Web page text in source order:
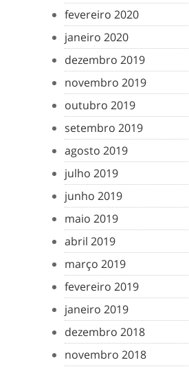
fevereiro 2020
janeiro 2020
dezembro 2019
novembro 2019
outubro 2019
setembro 2019
agosto 2019
julho 2019
junho 2019
maio 2019
abril 2019
março 2019
fevereiro 2019
janeiro 2019
dezembro 2018
novembro 2018